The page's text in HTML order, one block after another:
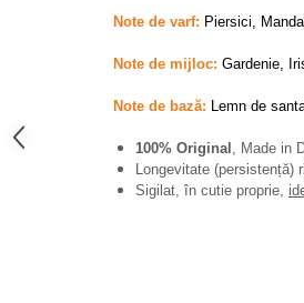
Frederic Patric
French Avenue
Jenny Glow
Note de varf: Piersici,
Note de mijloc: Gardenie,
Note de bază: Lemn de
100% Original , Made in
Longevitate (persistență)
Sigilat, în cutie proprie,